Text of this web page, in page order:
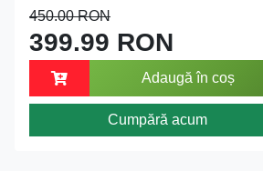
450.00 RON
399.99 RON
Adaugă în coș
Cumpără acum